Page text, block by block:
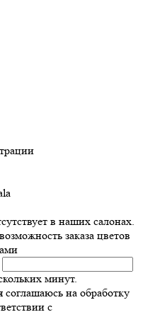
в наших салонах.
заказа цветов
минут.
на обработку
с